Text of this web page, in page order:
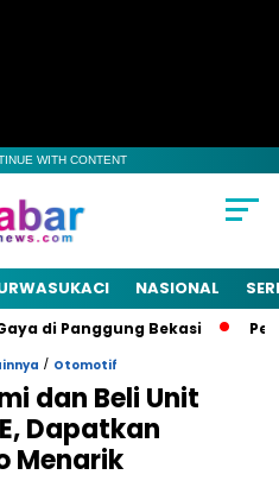
WITH CONTENT
NASIONAL
di Panggung Bekasi
/ Otomotif
dan Beli Unit
Dapatkan
Menarik